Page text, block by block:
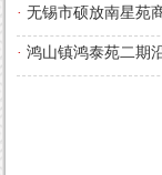
· 无锡市硕放南星苑
· 鸿山镇鸿泰苑二期